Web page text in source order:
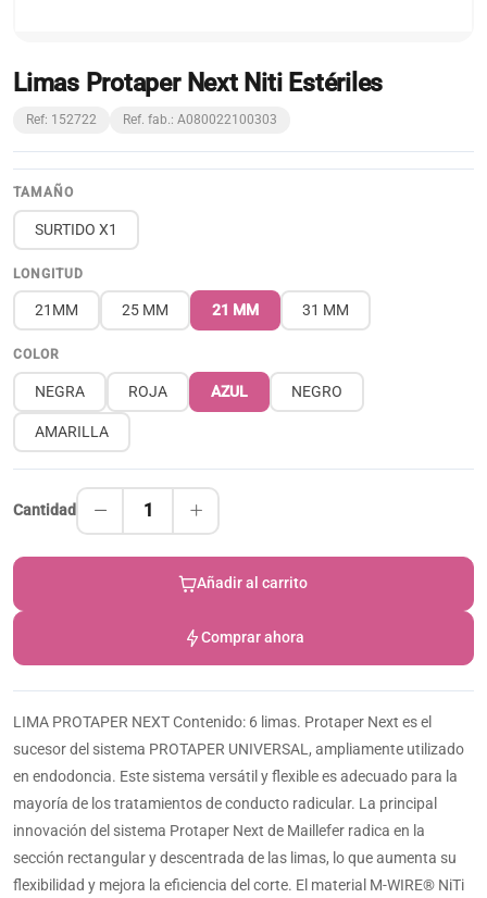
Limas Protaper Next Niti Estériles
Ref: 152722 Ref. fab.: A080022100303
TAMAÑO
SURTIDO X1
LONGITUD
21MM 25 MM 21 MM 31 MM
COLOR
NEGRA ROJA AZUL NEGRO
AMARILLA
Cantidad 1
Añadir al carrito
Comprar ahora
LIMA PROTAPER NEXT Contenido: 6 limas. Protaper Next es el
sucesor del sistema PROTAPER UNIVERSAL, ampliamente utilizado
en endodoncia. Este sistema versátil y flexible es adecuado para la
mayoría de los tratamientos de conducto radicular. La principal
innovación del sistema Protaper Next de Maillefer radica en la
sección rectangular y descentrada de las limas, lo que aumenta su
flexibilidad y mejora la eficiencia del corte. El material M-WIRE® NiTi